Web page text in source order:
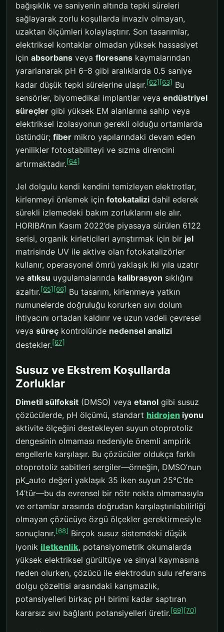
bağışıklık ve saniyenin altında tepki süreleri
sağlayarak zorlu koşullarda invaziv olmayan,
uzaktan ölçümleri kolaylaştırır. Son tasarımlar,
elektriksel kontaklar olmadan yüksek hassasiyet
için absorbans veya floresans kaymalarından
yararlanarak pH 6–8 gibi aralıklarda 0.5 saniye
kadar düşük tepki sürelerine ulaşır.[62] [63] Bu
sensörler, biyomedikal implantlar veya endüstriyel
süreçler gibi yüksek EM alanlarına sahip veya
elektriksel izolasyonun gerekli olduğu ortamlarda
üstündür; fiber mikro yapılarındaki devam eden
yenilikler fotostabiliteyi ve sızma direncini
artırmaktadır.[64]
Jel dolgulu kendi kendini temizleyen elektrotlar,
kirlenmeyi önlemek için fotokatalizi dahil ederek
sürekli izlemedeki bakım zorluklarını ele alır.
HORIBA’nın Kasım 2022’de piyasaya sürülen 6122
serisi, organik kirleticileri ayrıştırmak için bir jel
matrisinde UV ile aktive olan fotokatalizörler
kullanır, operasyonel ömrü yaklaşık iki yıla uzatır
ve atıksu uygulamalarında kalibrasyon sıklığını
azaltır.[65] [66] Bu tasarım, kirlenmeye yatkın
numunelerde doğruluğu korurken sıvı dolum
ihtiyacını ortadan kaldırır ve uzun vadeli çevresel
veya süreç kontrolünde nedensel analizi
destekler.[67]
Susuz ve Ekstrem Koşullarda
Zorluklar
Dimetil sülfoksit (DMSO) veya etanol gibi susuz
çözücülerde, pH ölçümü, standart hidrojen iyonu
aktivite ölçeğini destekleyen suyun otoprotoliz
dengesinin olmaması nedeniyle önemli ampirik
engellerle karşılaşır. Bu çözücüler oldukça farklı
otoprotoliz sabitleri sergiler—örneğin, DMSO’nun
pK_auto değeri yaklaşık 35 iken suyun 25°C’de
14’tür—bu da evrensel bir nötr nokta olmamasıyla
ve ortamlar arasında doğrudan karşılaştırılabilirliği
olmayan çözücüye özgü ölçekler gerektirmesiyle
sonuçlanır.[68] Birçok susuz sistemdeki düşük
iyonik iletkenlik, potansiyometrik okumalarda
yüksek elektriksel gürültüye ve sinyal kaymasına
neden olurken, çözücü ile elektrodun sulu referans
dolgu çözeltisi arasındaki karışmazlık,
potansiyelleri birkaç pH birimi kadar saptıran
kararsız sıvı bağlantı potansiyelleri üretir.[69] [70]